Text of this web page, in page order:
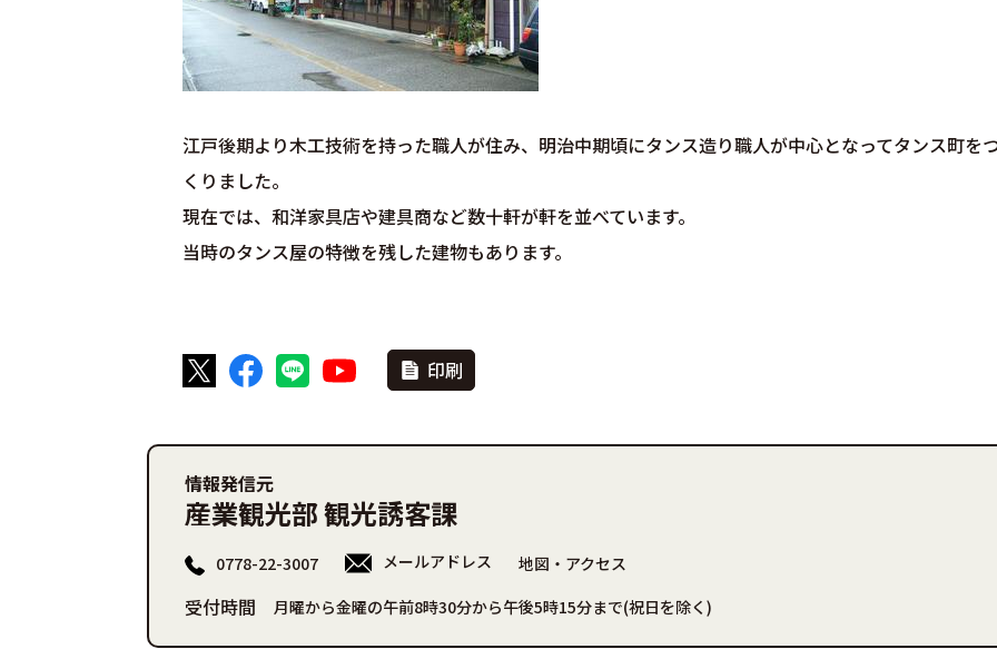
江戸後期より木工技術を持った職人が住み、明治中期頃にタンス造り職人が中心となってタンス町を
くりました。
現在では、和洋家具店や建具商など数十軒が軒を並べています。
当時のタンス屋の特徴を残した建物もあります。
印刷
情報発信元
産業観光部 観光誘客課
0778-22-3007 メールアドレス 地図・アクセス
受付時間 月曜から金曜の午前8時30分から午後5時15分まで(祝日を除く)